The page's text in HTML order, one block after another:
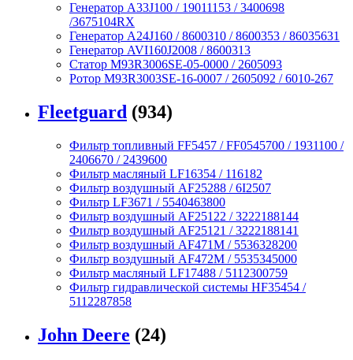
Генератор A33J100 / 19011153 / 3400698
/3675104RX
Генератор A24J160 / 8600310 / 8600353 / 86035631
Генератор AVI160J2008 / 8600313
Статор M93R3006SE-05-0000 / 2605093
Ротор M93R3003SE-16-0007 / 2605092 / 6010-267
Fleetguard (934)
Фильтр топливный FF5457 / FF0545700 / 1931100 /
2406670 / 2439600
Фильтр масляный LF16354 / 116182
Фильтр воздушный AF25288 / 6I2507
Фильтр LF3671 / 5540463800
Фильтр воздушный AF25122 / 3222188144
Фильтр воздушный AF25121 / 3222188141
Фильтр воздушный AF471M / 5536328200
Фильтр воздушный AF472M / 5535345000
Фильтр масляный LF17488 / 5112300759
Фильтр гидравлической системы HF35454 /
5112287858
John Deere (24)